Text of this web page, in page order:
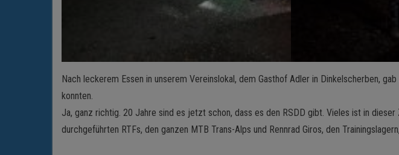
Nach leckerem Essen in unserem Vereinslokal, dem Gasthof Adler in Dinkelscherben,
konnten.
Ja, ganz richtig. 20 Jahre sind es jetzt schon, dass es den RSDD gibt. Vieles ist in
durchgeführten RTFs, den ganzen MTB Trans-Alps und Rennrad Giros, den